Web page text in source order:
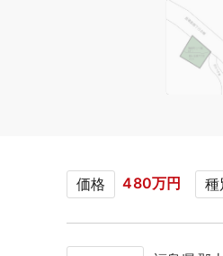
価格 480万円 種